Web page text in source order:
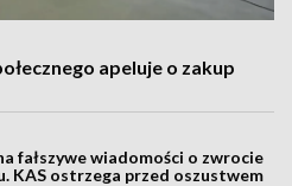
apeluje o zakup
fałszywe wiadomości o zwrocie
KAS ostrzega przed oszustwem